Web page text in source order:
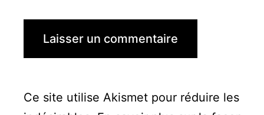
Ce site utilise Akismet pour réduire les